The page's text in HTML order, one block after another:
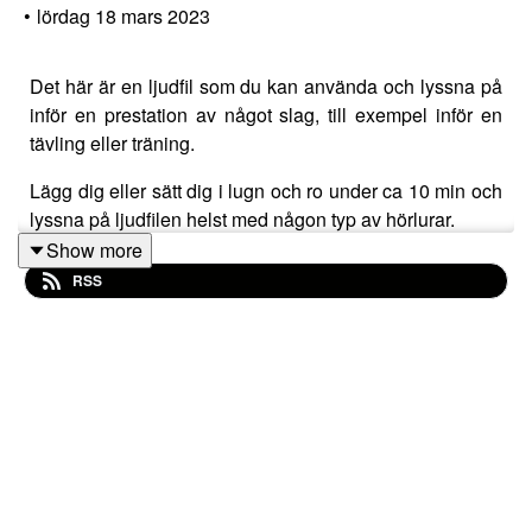
• lördag 18 mars 2023
Det här är en ljudfil som du kan använda och lyssna på
inför en prestation av något slag, till exempel inför en
tävling eller träning.
Lägg dig eller sätt dig i lugn och ro under ca 10 min och
lyssna på ljudfilen helst med någon typ av hörlurar.
Låt orden gå djupt in och koncentrera dig på din lugna
andning och avslappning.
Show more
RSS